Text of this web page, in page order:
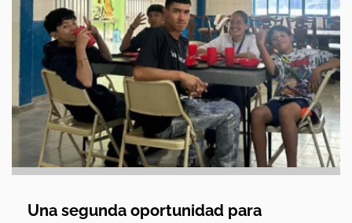
Una segunda oportunidad para